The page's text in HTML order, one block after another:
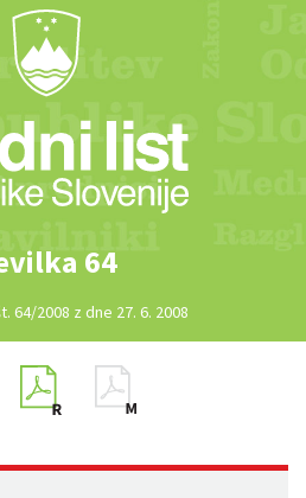
64
64/2008 z dne 27. 6. 2008